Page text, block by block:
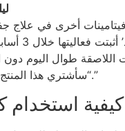
كبسولات
اللاصقة طوال اليوم دون
“سأشتري هذا المنتج مجدداً دون تردد.”
كيفية استخدام